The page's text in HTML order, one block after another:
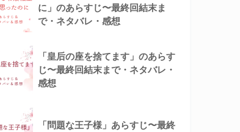
に」のあらすじ〜最終回結末ま
で・ネタバレ・感想
「皇后の座を捨てます」のあらす
じ〜最終回結末まで・ネタバレ・
感想
「問題な王子様」あらすじ〜最終